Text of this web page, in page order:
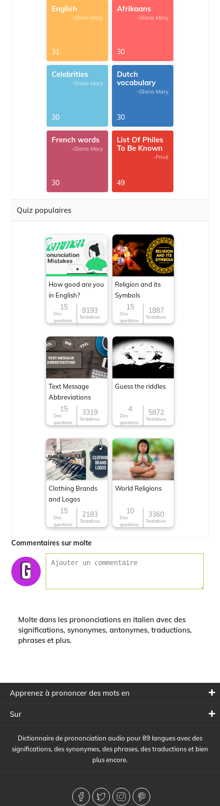
English
-Gloria Mary
31
Afrikaans
-Gloria Mary
30
Celebrities
-Gloria Mary
30
Dutch
vocabulary
-Gloria Mary
30
French words
-Gloria Mary
30
List Of Philes
To Be Known
-Privé
49
Quiz populaires
How good are you
in English?
15
Des
questions
9193
Tentatives
Religion and its
Symbols
15
Des
questions
1887
Tentatives
Text Message
Abbreviations
15
Des
questions
3319
Tentatives
Guess the riddles
4
Des
questions
5872
Tentatives
Clothing Brands
and Logos
15
Des
questions
2183
Tentatives
World Religions
10
Des
questions
3360
Tentatives
Commentaires sur molte
Molte dans les prononciations en italien avec des
significations, synonymes, antonymes, traductions,
phrases et plus.
Apprenez à prononcer des mots en
Sur
Dictionnaire de prononciation audio pour 89 langues avec des
significations, des synonymes, des phrases, des traductions et bien
plus encore.